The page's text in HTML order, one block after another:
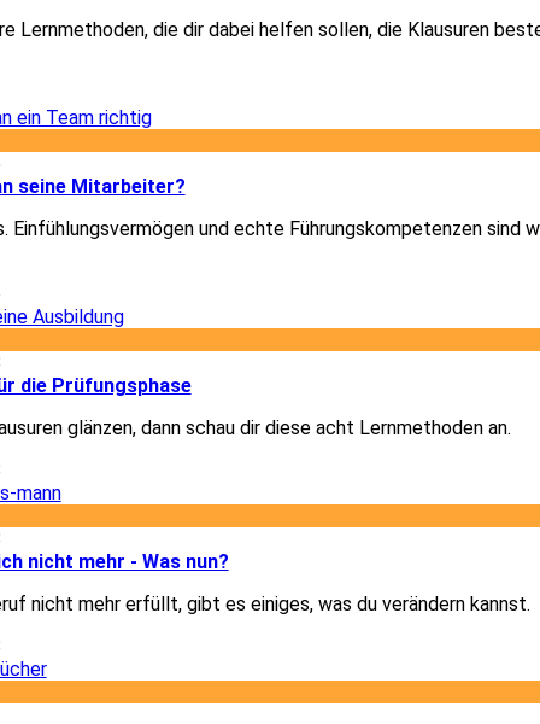
Lernmethoden, die dir dabei helfen sollen, die Klausuren
seine Mitarbeiter?
Einfühlungsvermögen und echte Führungskompetenzen sind
die Prüfungsphase
glänzen, dann schau dir diese acht Lernmethoden an.
nicht mehr - Was nun?
nicht mehr erfüllt, gibt es einiges, was du verändern kannst.